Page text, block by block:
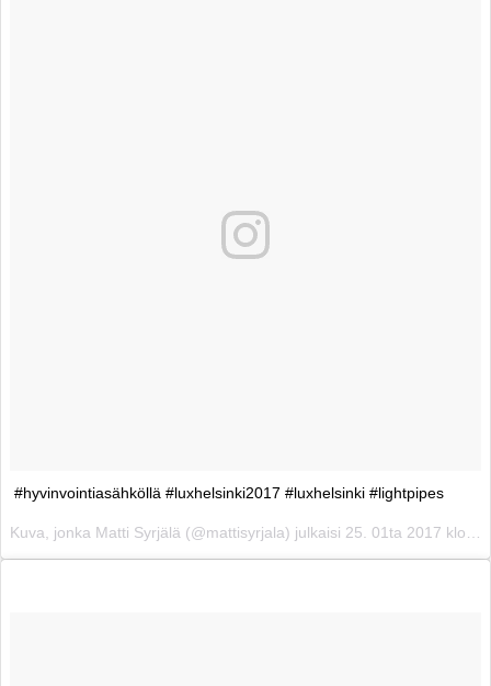
#hyvinvointiasähköllä #luxhelsinki2017 #luxhelsinki #lightpipes
Kuva, jonka Matti Syrjälä (@mattisyrjala) julkaisi 25. 01ta 2017 klo 6.44 PST